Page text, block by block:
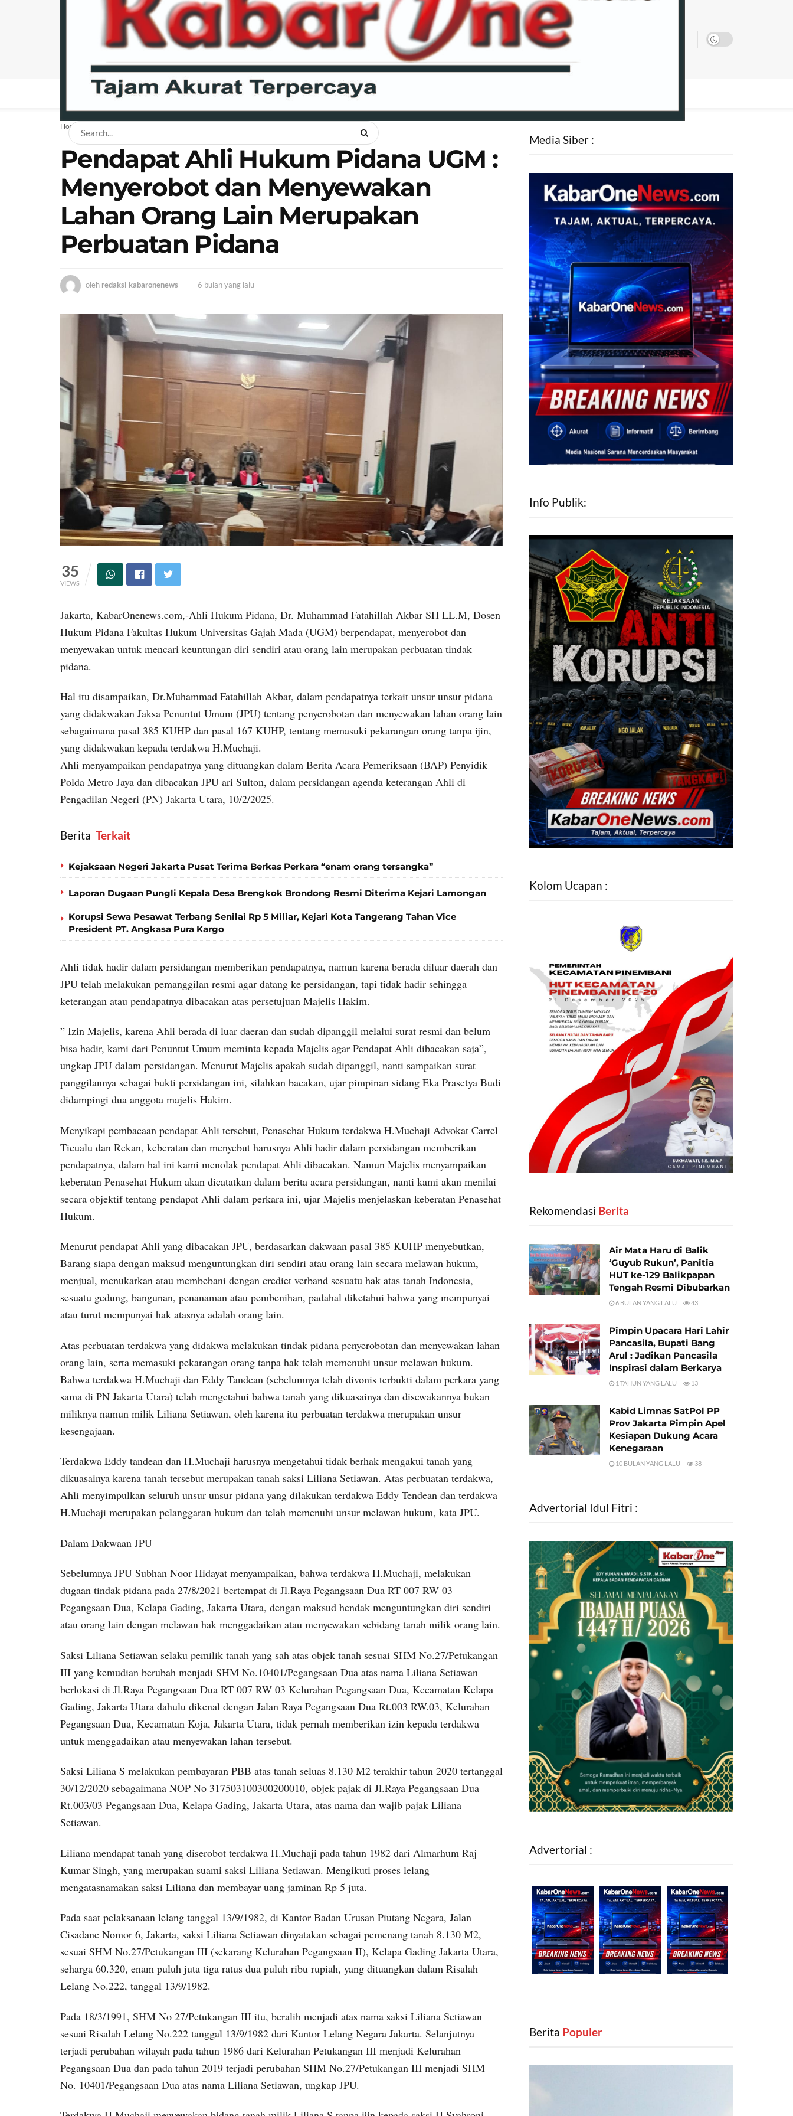
BERANDA NEWS BISNIS EKONOMI HANKAM OPINI HUKUM
Home
Pendapat Ahli Hukum Pidana UGM :
Menyerobot dan Menyewakan
Lahan Orang Lain Merupakan
Perbuatan Pidana
oleh redaksi kabaronenews 6 bulan yang lalu
35
VIEWS
Jakarta, KabarOnenews.com,-Ahli Hukum Pidana, Dr. Muhammad Fatahillah Akbar SH LL.M, Dosen
Hukum Pidana Fakultas Hukum Universitas Gajah Mada (UGM) berpendapat, menyerobot dan
menyewakan untuk mencari keuntungan diri sendiri atau orang lain merupakan perbuatan tindak
pidana.
Hal itu disampaikan, Dr.Muhammad Fatahillah Akbar, dalam pendapatnya terkait unsur unsur pidana
yang didakwakan Jaksa Penuntut Umum (JPU) tentang penyerobotan dan menyewakan lahan orang lain
sebagaimana pasal 385 KUHP dan pasal 167 KUHP, tentang memasuki pekarangan orang tanpa ijin,
yang didakwakan kepada terdakwa H.Muchaji.
Ahli menyampaikan pendapatnya yang dituangkan dalam Berita Acara Pemeriksaan (BAP) Penyidik
Polda Metro Jaya dan dibacakan JPU ari Sulton, dalam persidangan agenda keterangan Ahli di
Pengadilan Negeri (PN) Jakarta Utara, 10/2/2025.
Berita ‎ Terkait
Kejaksaan Negeri Jakarta Pusat Terima Berkas Perkara “enam orang tersangka”
Laporan Dugaan Pungli Kepala Desa Brengkok Brondong Resmi Diterima Kejari Lamongan
Korupsi Sewa Pesawat Terbang Senilai Rp 5 Miliar, Kejari Kota Tangerang Tahan Vice
President PT. Angkasa Pura Kargo
Ahli tidak hadir dalam persidangan memberikan pendapatnya, namun karena berada diluar daerah dan
JPU telah melakukan pemanggilan resmi agar datang ke persidangan, tapi tidak hadir sehingga
keterangan atau pendapatnya dibacakan atas persetujuan Majelis Hakim.
” Izin Majelis, karena Ahli berada di luar daeran dan sudah dipanggil melalui surat resmi dan belum
bisa hadir, kami dari Penuntut Umum meminta kepada Majelis agar Pendapat Ahli dibacakan saja”,
ungkap JPU dalam persidangan. Menurut Majelis apakah sudah dipanggil, nanti sampaikan surat
panggilannya sebagai bukti persidangan ini, silahkan bacakan, ujar pimpinan sidang Eka Prasetya Budi
didampingi dua anggota majelis Hakim.
Menyikapi pembacaan pendapat Ahli tersebut, Penasehat Hukum terdakwa H.Muchaji Advokat Carrel
Ticualu dan Rekan, keberatan dan menyebut harusnya Ahli hadir dalam persidangan memberikan
pendapatnya, dalam hal ini kami menolak pendapat Ahli dibacakan. Namun Majelis menyampaikan
keberatan Penasehat Hukum akan dicatatkan dalam berita acara persidangan, nanti kami akan menilai
secara objektif tentang pendapat Ahli dalam perkara ini, ujar Majelis menjelaskan keberatan Penasehat
Hukum.
Menurut pendapat Ahli yang dibacakan JPU, berdasarkan dakwaan pasal 385 KUHP menyebutkan,
Barang siapa dengan maksud menguntungkan diri sendiri atau orang lain secara melawan hukum,
menjual, menukarkan atau membebani dengan crediet verband sesuatu hak atas tanah Indonesia,
sesuatu gedung, bangunan, penanaman atau pembenihan, padahal diketahui bahwa yang mempunyai
atau turut mempunyai hak atasnya adalah orang lain.
Atas perbuatan terdakwa yang didakwa melakukan tindak pidana penyerobotan dan menyewakan lahan
orang lain, serta memasuki pekarangan orang tanpa hak telah memenuhi unsur melawan hukum.
Bahwa terdakwa H.Muchaji dan Eddy Tandean (sebelumnya telah divonis terbukti dalam perkara yang
sama di PN Jakarta Utara) telah mengetahui bahwa tanah yang dikuasainya dan disewakannya bukan
miliknya namun milik Liliana Setiawan, oleh karena itu perbuatan terdakwa merupakan unsur
kesengajaan.
Terdakwa Eddy tandean dan H.Muchaji harusnya mengetahui tidak berhak mengakui tanah yang
dikuasainya karena tanah tersebut merupakan tanah saksi Liliana Setiawan. Atas perbuatan terdakwa,
Ahli menyimpulkan seluruh unsur unsur pidana yang dilakukan terdakwa Eddy Tendean dan terdakwa
H.Muchaji merupakan pelanggaran hukum dan telah memenuhi unsur melawan hukum, kata JPU.
Dalam Dakwaan JPU
Sebelumnya JPU Subhan Noor Hidayat menyampaikan, bahwa terdakwa H.Muchaji, melakukan
dugaan tindak pidana pada 27/8/2021 bertempat di Jl.Raya Pegangsaan Dua RT 007 RW 03
Pegangsaan Dua, Kelapa Gading, Jakarta Utara, dengan maksud hendak menguntungkan diri sendiri
atau orang lain dengan melawan hak menggadaikan atau menyewakan sebidang tanah milik orang lain.
Saksi Liliana Setiawan selaku pemilik tanah yang sah atas objek tanah sesuai SHM No.27/Petukangan
III yang kemudian berubah menjadi SHM No.10401/Pegangsaan Dua atas nama Liliana Setiawan
berlokasi di Jl.Raya Pegangsaan Dua RT 007 RW 03 Kelurahan Pegangsaan Dua, Kecamatan Kelapa
Gading, Jakarta Utara dahulu dikenal dengan Jalan Raya Pegangsaan Dua Rt.003 RW.03, Kelurahan
Pegangsaan Dua, Kecamatan Koja, Jakarta Utara, tidak pernah memberikan izin kepada terdakwa
untuk menggadaikan atau menyewakan lahan tersebut.
Saksi Liliana S melakukan pembayaran PBB atas tanah seluas 8.130 M2 terakhir tahun 2020 tertanggal
30/12/2020 sebagaimana NOP No 317503100300200010, objek pajak di Jl.Raya Pegangsaan Dua
Rt.003/03 Pegangsaan Dua, Kelapa Gading, Jakarta Utara, atas nama dan wajib pajak Liliana
Setiawan.
Liliana mendapat tanah yang diserobot terdakwa H.Muchaji pada tahun 1982 dari Almarhum Raj
Kumar Singh, yang merupakan suami saksi Liliana Setiawan. Mengikuti proses lelang
mengatasnamakan saksi Liliana dan membayar uang jaminan Rp 5 juta.
Pada saat pelaksanaan lelang tanggal 13/9/1982, di Kantor Badan Urusan Piutang Negara, Jalan
Cisadane Nomor 6, Jakarta, saksi Liliana Setiawan dinyatakan sebagai pemenang tanah 8.130 M2,
sesuai SHM No.27/Petukangan III (sekarang Kelurahan Pegangsaan II), Kelapa Gading Jakarta Utara,
seharga 60.320, enam puluh juta tiga ratus dua puluh ribu rupiah, yang dituangkan dalam Risalah
Lelang No.222, tanggal 13/9/1982.
Pada 18/3/1991, SHM No 27/Petukangan III itu, beralih menjadi atas nama saksi Liliana Setiawan
sesuai Risalah Lelang No.222 tanggal 13/9/1982 dari Kantor Lelang Negara Jakarta. Selanjutnya
terjadi perubahan wilayah pada tahun 1986 dari Kelurahan Petukangan III menjadi Kelurahan
Pegangsaan Dua dan pada tahun 2019 terjadi perubahan SHM No.27/Petukangan III menjadi SHM
No. 10401/Pegangsaan Dua atas nama Liliana Setiawan, ungkap JPU.
Media Siber :
Info Publik:
Kolom Ucapan :
Rekomendasi ‎ Berita
Air Mata Haru di Balik
‘Guyub Rukun’, Panitia
HUT ke-129 Balikpapan
Tengah Resmi Dibubarkan
6 BULAN YANG LALU 43
Pimpin Upacara Hari Lahir
Pancasila, Bupati Bang
Arul : Jadikan Pancasila
Inspirasi dalam Berkarya
1 TAHUN YANG LALU 13
Kabid Limnas SatPol PP
Prov Jakarta Pimpin Apel
Kesiapan Dukung Acara
Kenegaraan
10 BULAN YANG LALU 38
Advertorial Idul Fitri :
Advertorial :
Berita ‎ Populer